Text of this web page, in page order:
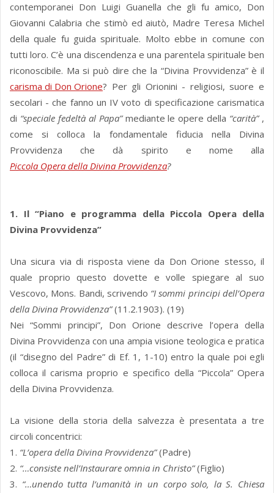
contemporanei Don Luigi Guanella che gli fu amico, Don
Giovanni Calabria che stimò ed aiutò, Madre Teresa Michel
della quale fu guida spirituale. Molto ebbe in comune con
tutti loro. C’è una discendenza e una parentela spirituale ben
riconoscibile. Ma si può dire che la “Divina Provvidenza” è il
carisma di Don Orione? Per gli Orionini - religiosi, suore e
secolari - che fanno un IV voto di specificazione carismatica
di “speciale fedeltà al Papa”mediante le opere della “carità” ,
come si colloca la fondamentale fiducia nella Divina
Provvidenza che dà spirito e nome alla
Piccola Opera della Divina Provvidenza?
1. Il “Piano e programma della Piccola Opera della
Divina Provvidenza”
Una sicura via di risposta viene da Don Orione stesso, il
quale proprio questo dovette e volle spiegare al suo
Vescovo, Mons. Bandi, scrivendo “I sommi principi dell’Opera
della Divina Provvidenza”(11.2.1903). (19)
Nei “Sommi principi”, Don Orione descrive l’opera della
Divina Provvidenza con una ampia visione teologica e pratica
(il “disegno del Padre” di Ef. 1, 1-10) entro la quale poi egli
colloca il carisma proprio e specifico della “Piccola” Opera
della Divina Provvidenza.
La visione della storia della salvezza è presentata a tre
circoli concentrici:
1. “L’opera della Divina Provvidenza”(Padre)
2. “…consiste nell’Instaurare omnia in Christo”(Figlio)
3. “…unendo tutta l’umanità in un corpo solo, la S. Chiesa